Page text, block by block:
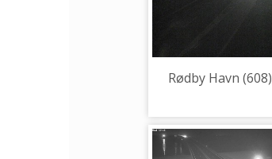
Rødby Havn (608)